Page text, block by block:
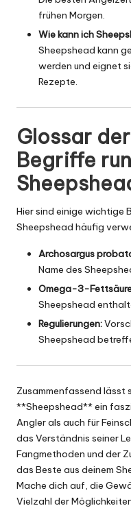
frühen Morgen.
Wie kann ich
Sheepshead kann
werden und eignet
Rezepte.
Glossar
Begriffe
Hier sind einige wichtige
Sheepshead häufig
Archosargus
Name des
Omega-3-
Sheepshead
Regulierungen:
Sheepshead
Zusammenfassend lässt
**Sheepshead** ein
Angler als auch für
das Verständnis seiner
Fangmethoden und der
das Beste aus deinem
Mache dich auf, die
Vielzahl der